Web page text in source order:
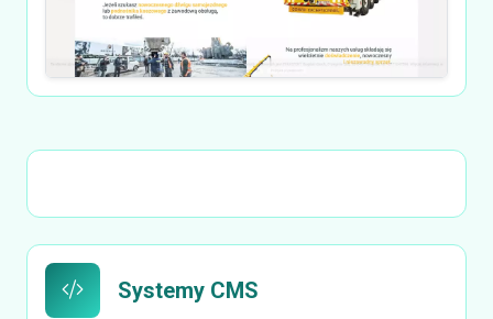
Systemy CMS